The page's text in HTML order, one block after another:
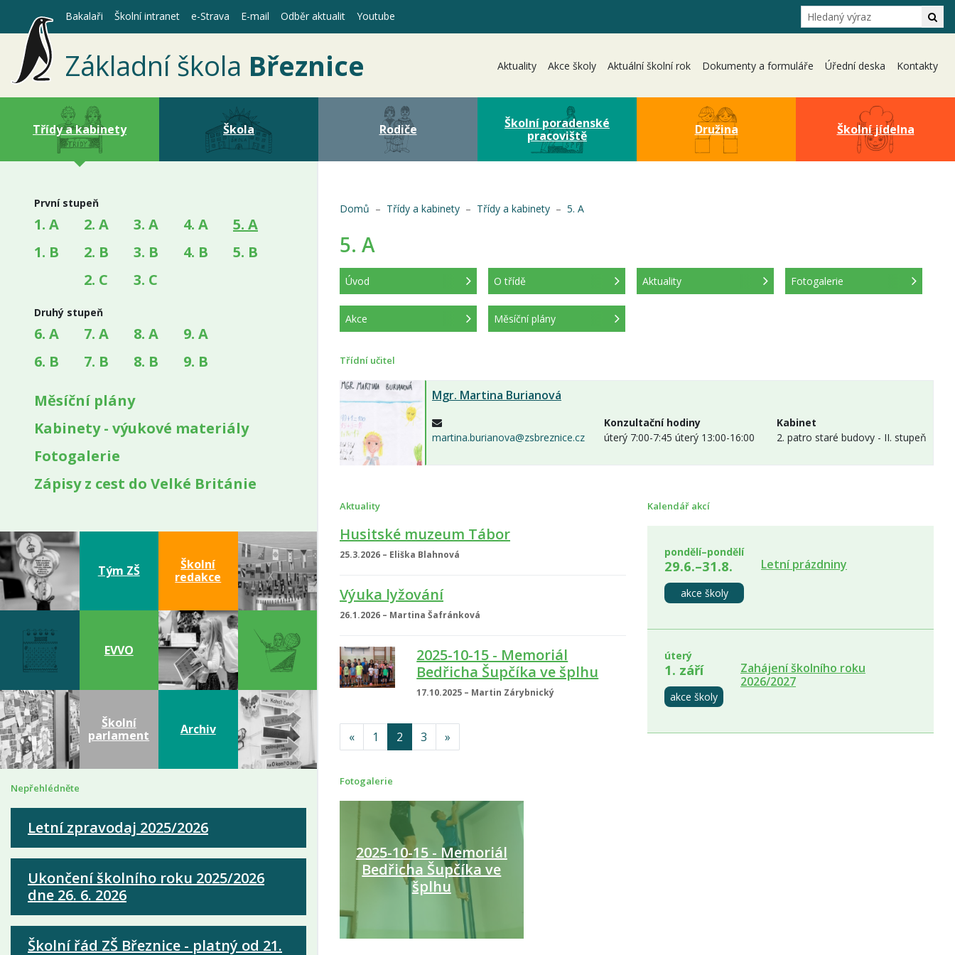
Základní škola Březnice Aktuality Akce školy Aktuální školní rok Dokumenty a formuláře Úřední deska Kontakty
Bakalaři Školní intranet e-Strava E-mail Odběr aktualit Youtube Hledání
Třídy a kabinety Škola Rodiče
Školní poradenské
pracoviště
Družina Školní jídelna
První stupeň
1. A
1. B
2. A
2. B
2. C
3. A
3. B
3. C
4. A
4. B
5. A(aktuální)
5. B
Druhý stupeň
6. A
6. B
7. A
7. B
8. A
8. B
9. A
9. B
Měsíční plány
Kabinety - výukové materiály
Fotogalerie
Zápisy z cest do Velké Británie
Tým ZŠ
Školní
redakce
EVVO
Školní
parlament
Archiv
Nepřehlédněte
Letní zpravodaj 2025/2026
Ukončení školního roku 2025/2026
dne 26. 6. 2026
Školní řád ZŠ Březnice - platný od 21.
Domů Třídy a kabinety Třídy a kabinety 5. A
5. A
Úvod
(aktuální)
O třídě Aktuality Fotogalerie
Akce Měsíční plány
Třídní učitel
Mgr. Martina Burianová
martina.burianova@zsbreznice.cz
Konzultační hodiny
úterý 7:00-7:45 úterý 13:00-16:00
Kabinet
2. patro staré budovy - II. stupeň
Aktuality
Husitské muzeum Tábor
25.3.2026 – Eliška Blahnová
Výuka lyžování
26.1.2026 – Martina Šafránková
2025-10-15 - Memoriál
Bedřicha Šupčíka ve šplhu
17.10.2025 – Martin Zárybnický
« 1 2 3 »
Kalendář akcí
pondělí–pondělí
29.6.–31.8.
akce školy
Letní prázdniny
úterý
1. září
akce školy
Zahájení školního roku
2026/2027
Fotogalerie
2025-10-15 - Memoriál
Bedřicha Šupčíka ve
šplhu